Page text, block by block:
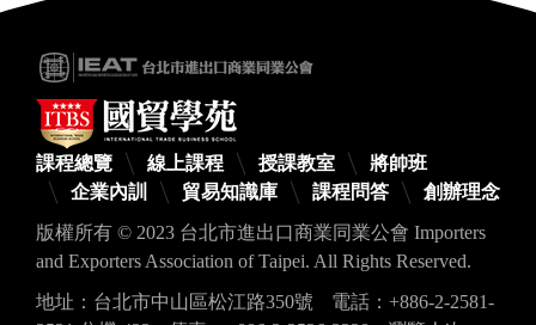
課程總覽 線上課程 授課教室
將帥班
企業內訓
貿易知識庫 課程問答
創辦理念
版權所有 © 2023 台北市進出口商業同業公會 Importers
and Exporters Association of Taipei. All Rights Reserved.
地址：台北市中山區松江路350號
電話：+886-2-2581-